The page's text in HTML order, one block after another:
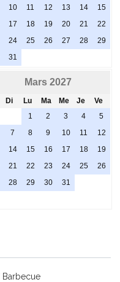
10 11 12 13 14
15
17 18 19 20 21
22
24 25 26 27 28
29
31
Mars 2027
Di Lu Ma Me Je
Ve
1
2 3 4
5
7 8 9 10 11
12
14 15 16 17 18
19
21 22 23 24 25
26
28 29 30 31
Barbecue